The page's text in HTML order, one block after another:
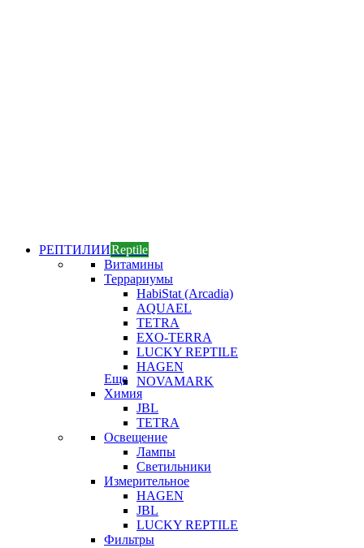
РЕПТИЛИИReptile
Витамины
Террариумы
HabiStat (Arcadia)
AQUAEL
TETRA
EXO-TERRA
LUCKY REPTILE
HAGEN
NOVAMARK
Еще
Химия
JBL
TETRA
Освещение
Лампы
Светильники
Измерительное
HAGEN
JBL
LUCKY REPTILE
Фильтры